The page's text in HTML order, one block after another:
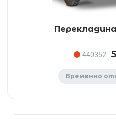
440352
Временно